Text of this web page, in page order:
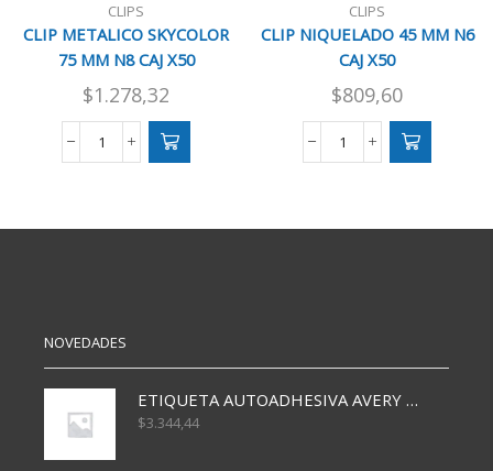
CLIPS
CLIP METALICO SKYCOLOR
75 MM N8 CAJ X50
$1.278,32
CLIP
MM
CLIPS
CLIP NIQUELADO 45 MM N6
CAJ X50
$809,60
CLIP
N6
NOVEDADES
ETIQUETA AUTOADHESIVA AVERY 3026 30H 20 X 70
$3.344,44